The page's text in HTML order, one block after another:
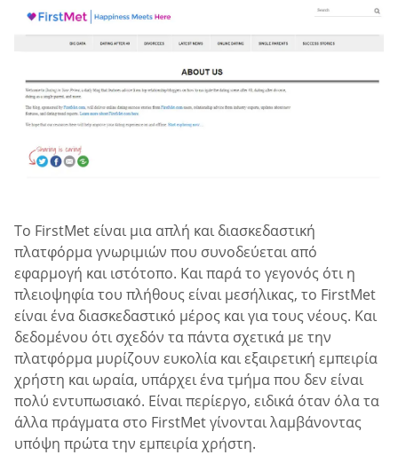
Το FirstMet είναι μια απλή και διασκεδαστική
πλατφόρμα γνωριμιών που συνοδεύεται από
εφαρμογή και ιστότοπο. Και παρά το γεγονός ότι η
πλειοψηφία του πλήθους είναι μεσήλικας, το FirstMet
είναι ένα διασκεδαστικό μέρος και για τους νέους. Και
δεδομένου ότι σχεδόν τα πάντα σχετικά με την
πλατφόρμα μυρίζουν ευκολία και εξαιρετική εμπειρία
χρήστη και ωραία, υπάρχει ένα τμήμα που δεν είναι
πολύ εντυπωσιακό. Είναι περίεργο, ειδικά όταν όλα τα
άλλα πράγματα στο FirstMet γίνονται λαμβάνοντας
υπόψη πρώτα την εμπειρία χρήστη.